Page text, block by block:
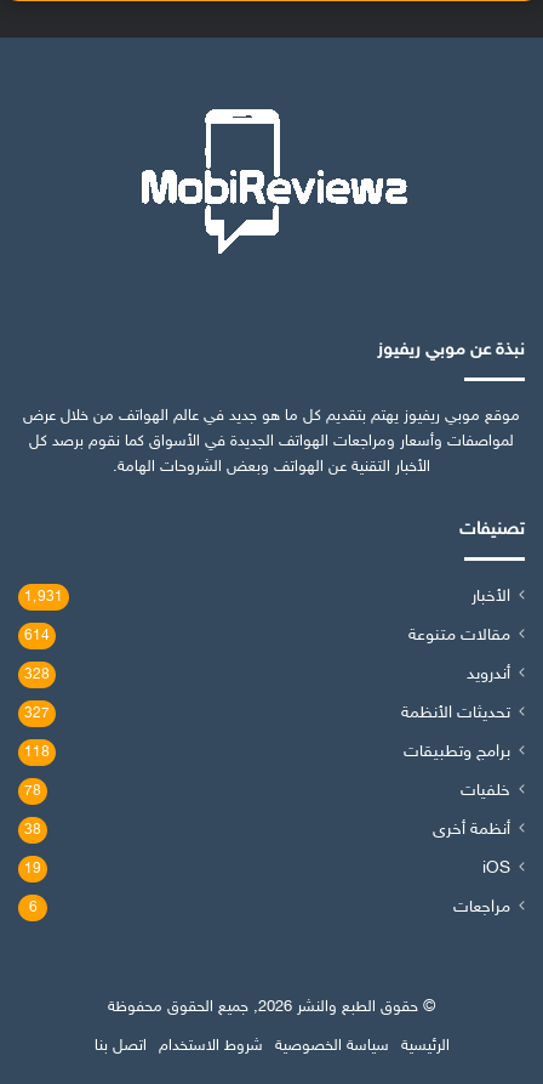
نبذة عن موبي ريفيوز
موقع موبي ريفيوز يهتم بتقديم كل ما هو جديد في عالم الهواتف من خلال عرض
لمواصفات وأسعار ومراجعات الهواتف الجديدة في الأسواق كما نقوم برصد كل
الأخبار التقنية عن الهواتف وبعض الشروحات الهامة.
تصنيفات
الأخبار 1٬931
مقالات متنوعة 614
أندرويد 328
تحديثات الأنظمة 327
برامج وتطبيقات 118
خلفيات 78
أنظمة أخرى 38
iOS
19
مراجعات 6
© حقوق الطبع والنشر 2026, جميع الحقوق محفوظة
الرئيسية
سياسة الخصوصية شروط الاستخدام اتصل بنا